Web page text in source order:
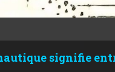
signifie